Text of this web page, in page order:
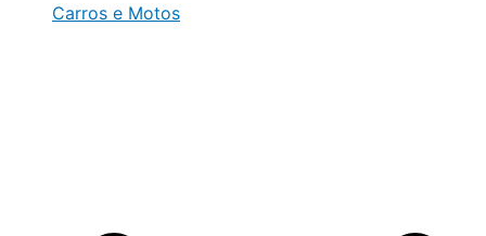
Carros e Motos